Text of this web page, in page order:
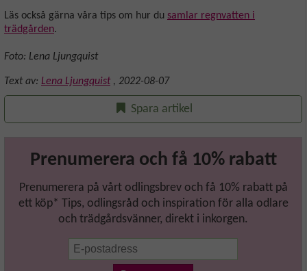
Läs också gärna våra tips om hur du samlar regnvatten i
trädgården.
Foto: Lena Ljungquist
Text av: Lena Ljungquist , 2022-08-07
Spara artikel
Prenumerera och få 10% rabatt
Prenumerera på vårt odlingsbrev och få 10% rabatt på
ett köp* Tips, odlingsråd och inspiration för alla odlare
och trädgårdsvänner, direkt i inkorgen.